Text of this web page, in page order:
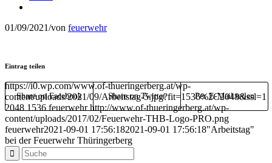
01/09/2021/von feuerwehr
Eintrag teilen
Share on Facebook Share on Twitter Per E-Mail teilen
https://i0.wp.com/www.of-thueringerberg.at/wp-
content/uploads/2021/09/Arbeitstag-5.jpg?fit=1536%2C2048&ssl=1
2048 1536 feuerwehr http://www.of-thueringerberg.at/wp-
content/uploads/2017/02/Feuerwehr-THB-Logo-PRO.png
feuerwehr2021-09-01 17:56:182021-09-01 17:56:18"Arbeitstag"
bei der Feuerwehr Thüringerberg